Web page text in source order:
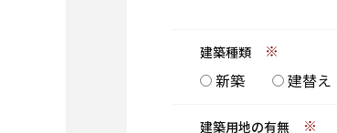
建築種類
新築 建替え
建築用地の有無